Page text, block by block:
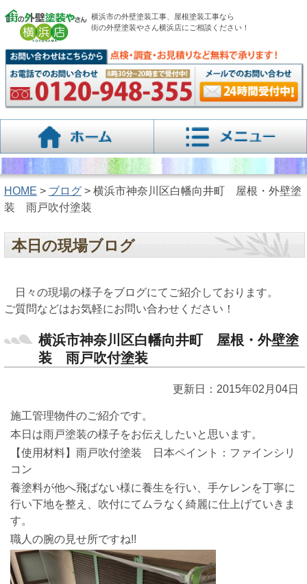
横浜市の外壁塗装工事、屋根塗装工事なら
街の外壁塗装やさん横浜店にご相談ください！
HOME > ブログ> 横浜市神奈川区白幡向井町 屋根・外壁塗
装 雨戸吹付塗装
本日の現場ブログ
日々の現場の様子をブログにてご紹介しております。
ご質問などはお気軽にお問い合わせください！
横浜市神奈川区白幡向井町 屋根・外壁塗
装 雨戸吹付塗装
更新日：2015年02月04日
施工管理物件のご紹介です。
本日は雨戸塗装の様子をお伝えしたいと思います。
【使用材料】雨戸吹付塗装 日本ペイント：ファインシリ
コン
養塗料が他へ飛ばない様に養生を行い、手ケレンを丁寧に
行い下地を整え、吹付にてムラなく綺麗に仕上げていきま
す。
職人の腕の見せ所ですね!!